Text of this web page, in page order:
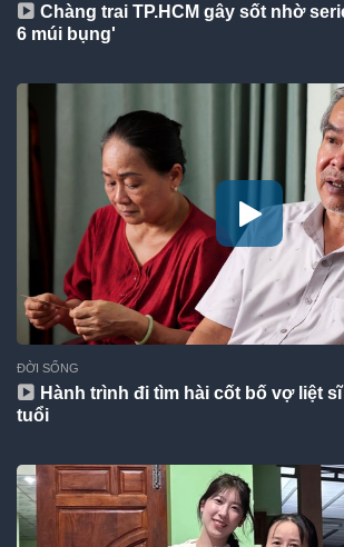
Chàng trai TP.HCM gây sốt nhờ
6 múi bụng'
ĐỜI SỐNG
Hành trình đi tìm hài cốt bố vợ liệt
tuổi